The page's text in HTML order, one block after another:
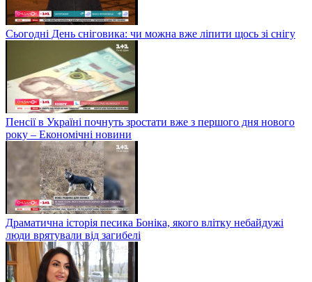
Сьогодні День сніговика: чи можна вже ліпити щось зі снігу
Пенсії в Україні почнуть зростати вже з першого дня нового
року – Економічні новини
Драматична історія песика Боніка, якого влітку небайдужі
люди врятували від загибелі